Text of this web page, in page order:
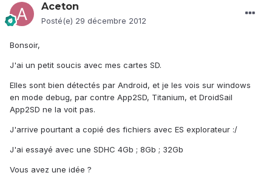
Aceton
Posté(e) 29 décembre 2012
Bonsoir,
J'ai un petit soucis avec mes cartes SD.
Elles sont bien détectés par Android, et je les vois sur windows
en mode debug, par contre App2SD, Titanium, et DroidSail
App2SD ne la voit pas.
J'arrive pourtant a copié des fichiers avec ES explorateur :/
J'ai essayé avec une SDHC 4Gb ; 8Gb ; 32Gb
Vous avez une idée ?